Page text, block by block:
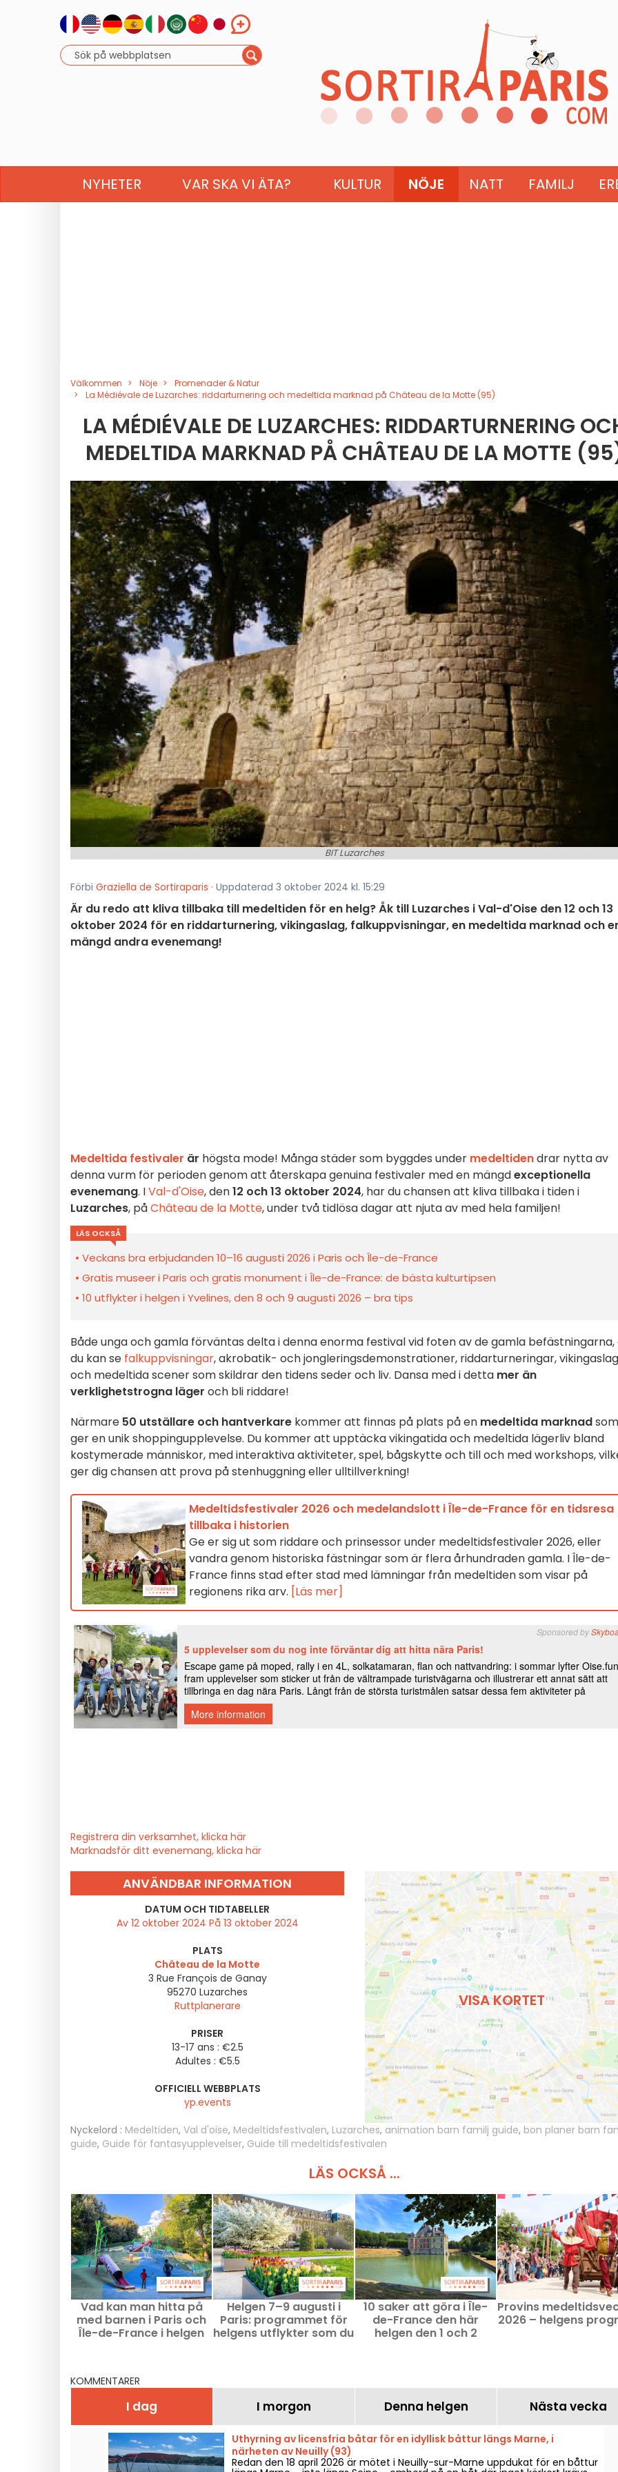
NYHETER VAR SKA VI ÄTA? KULTUR NÖJE NATT FAMILJ
Välkommen Nöje
Promenader & Natur
La Médiévale de Luzarches: riddarturnering och medeltida marknad på Château de la Motte (95)
LA MÉDIÉVALE DE LUZARCHES: RIDDARTURNERING
MEDELTIDA MARKNAD PÅ CHÂTEAU DE LA MOTTE
BIT Luzarches
Förbi Graziella de Sortiraparis · Uppdaterad 3 oktober 2024 kl. 15:29
Är du redo att kliva tillbaka till medeltiden för en helg? Åk till Luzarches i Val-d'Oise den 12 och 13
oktober 2024 för en riddarturnering, vikingaslag, falkuppvisningar, en medeltida marknad och
mängd andra evenemang!
Medeltida festivaler är högsta mode! Många städer som byggdes under medeltidendrar nytta av
denna vurm för perioden genom att återskapa genuina festivaler med en mängdexceptionella
evenemang. IVal-d'Oise, den12 och 13 oktober 2024, har du chansen att kliva tillbaka i tiden i
Luzarches, påChâteau de la Motte, under två tidlösa dagar att njuta av med hela familjen!
LÄS OCKSÅ
Veckans bra erbjudanden 10–16 augusti 2026 i Paris och Île-de-France
Gratis museer i Paris och gratis monument i Île-de-France: de bästa kulturtipsen
10 utflykter i helgen i Yvelines, den 8 och 9 augusti 2026 – bra tips
Både unga och gamla förväntas delta i denna enorma festival vid foten av de gamla befästningarna,
du kan se falkuppvisningar, akrobatik- och jongleringsdemonstrationer, riddarturneringar, vikingaslag
och medeltida scener som skildrar den tidens seder och liv. Dansa med i detta mer än
verklighetstrogna läger och bli riddare!
Närmare 50 utställare och hantverkare kommer att finnas på plats på en medeltida marknadsom
ger en unik shoppingupplevelse. Du kommer att upptäcka vikingatida och medeltida lägerliv bland
kostymerade människor, med interaktiva aktiviteter, spel, bågskytte och till och med workshops,
ger dig chansen att prova på stenhuggning eller ulltillverkning!
Medeltidsfestivaler 2026 och medelandslott i Île-de-France för en tidsresa
tillbaka i historien
Ge er sig ut som riddare och prinsessor under medeltidsfestivaler 2026, eller
vandra genom historiska fästningar som är flera århundraden gamla. I Île-de-
France finns stad efter stad med lämningar från medeltiden som visar på
regionens rika arv. [Läs mer]
Registrera din verksamhet, klicka här
Marknadsför ditt evenemang, klicka här
ANVÄNDBAR INFORMATION
DATUM OCH TIDTABELLER
Av 12 oktober 2024 På 13 oktober 2024
PLATS
Château de la Motte
3 Rue François de Ganay
95270 Luzarches
Ruttplanerare
PRISER
13-17 ans : €2.5
Adultes : €5.5
OFFICIELL WEBBPLATS
yp.events
VISA KORTET
Nyckelord : Medeltiden, Val d'oise, Medeltidsfestivalen, Luzarches, animation barn familj guide, bon planer barn
guide, Guide för fantasyupplevelser, Guide till medeltidsfestivalen
LÄS OCKSÅ ...
Vad kan man hitta på
med barnen i Paris och
Île-de-France i helgen
Helgen 7–9 augusti i
Paris: programmet för
helgens utflykter som du
10 saker att göra i Île-
de-France den här
helgen den 1 och 2
Provins
2026 – helgens
KOMMENTARER
I dag I morgon Denna helgen Nästa vecka
Uthyrning av licensfria båtar för en idyllisk båttur längs Marne, i
närheten av Neuilly (93)
Redan den 18 april 2026 är mötet i Neuilly-sur-Marne uppdukat för en båttur